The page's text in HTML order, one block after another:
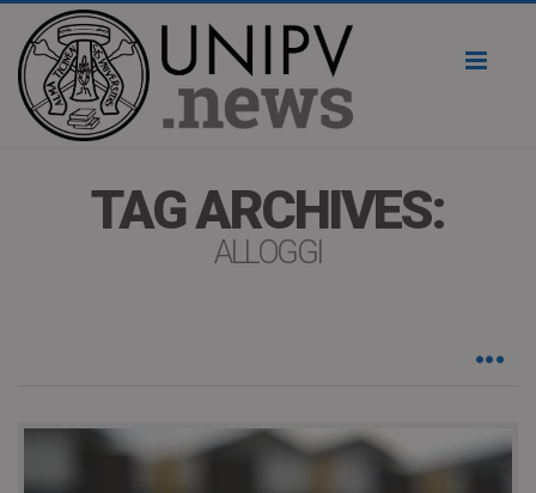
TAG ARCHIVES:
ALLOGGI